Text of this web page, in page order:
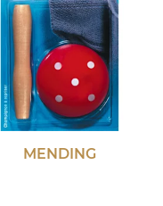
MENDING